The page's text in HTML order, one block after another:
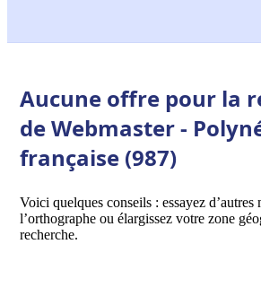
Aucune offre pour la
de Webmaster -
française (987)
Voici quelques conseils : essayez
l’orthographe ou élargissez votre zone
recherche.